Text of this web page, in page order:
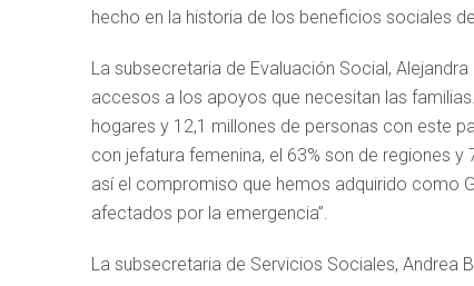
hecho en la historia de los beneficios sociales
La subsecretaria de Evaluación Social,
accesos a los apoyos que necesitan las
hogares y 12,1 millones de personas con este
con jefatura femenina, el 63% son de regiones
así el compromiso que hemos adquirido como
afectados por la emergencia”.
La subsecretaria de Servicios Sociales, Andrea